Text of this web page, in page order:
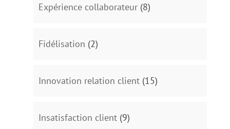
Expérience collaborateur(8)
Fidélisation (2)
Innovation relation client(15)
Insatisfaction client(9)